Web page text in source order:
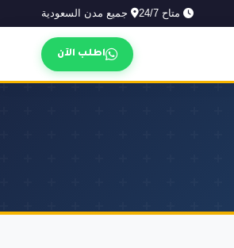
متاح 24/7 جميع مدن السعودية
اطلب الآن